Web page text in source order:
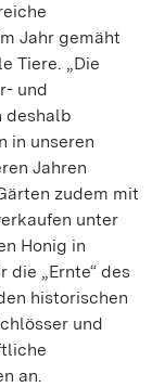
Jahr gemäht
Tiere. „Die
und
deshalb
in unseren
Jahren
zudem mit
unter
Honig in
die „Ernte“ des
historischen
und
an.